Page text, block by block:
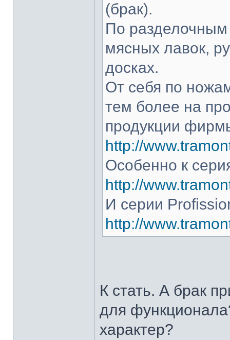
(брак).
По разделочным
мясных лавок,
досках.
От себя по
тем более на
продукции
http://
Особенно к
http://
И серии
http://
К стать. А брак
для
характер?